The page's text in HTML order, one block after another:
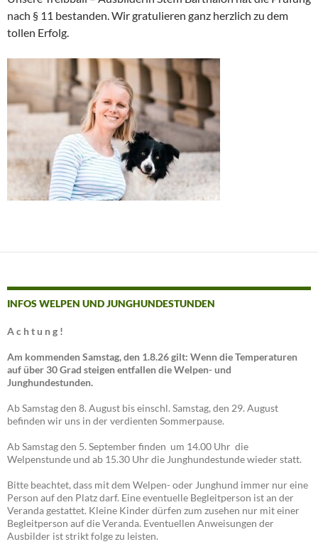
nach § 11 bestanden. Wir gratulieren ganz herzlich zu dem
tollen Erfolg.
INFOS WELPEN UND JUNGHUNDESTUNDEN
A c h t u n g !
Am kommenden Samstag, den 1.8.26 gilt: Wenn die Temperaturen
auf über 30 Grad steigen entfallen die Welpen- und
Junghundestunden.
Ab Samstag den 8. August bis einschl. Samstag, den 29. August
befinden wir uns in der verdienten Sommerpause.
Ab Samstag den 5. September finden um 14.00 Uhr die
Welpenstunde und ab 15.30 Uhr die Junghundestunde wieder statt.
Bitte beachtet, dass mit dem Welpen- oder Junghund immer nur eine
Person auf den Platz darf. Eine eventuelle Begleitperson ist an der
Veranda gestattet. Kleine Kinder dürfen zum zusehen nur mit einer
Begleitperson auf die Veranda. Eventuellen Anweisungen der
Ausbilder ist strikt folge zu leisten.